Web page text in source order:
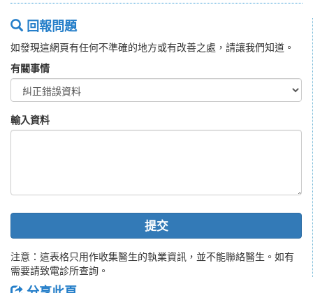
回報問題
如發現這網頁有任何不準確的地方或有改善之處，請讓我們知道。
有關事情
輸入資料
提交
注意：這表格只用作收集醫生的執業資訊，並不能聯絡醫生。如有
需要請致電診所查詢。